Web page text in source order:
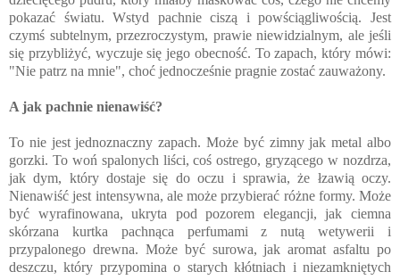
pokazać światu. Wstyd pachnie ciszą i powściągliwością. Jest
czymś subtelnym, przezroczystym, prawie niewidzialnym, ale jeśli
się przybliżyć, wyczuje się jego obecność. To zapach, który mówi:
"Nie patrz na mnie", choć jednocześnie pragnie zostać zauważony.
A jak pachnie nienawiść?
To nie jest jednoznaczny zapach. Może być zimny jak metal albo
gorzki. To woń spalonych liści, coś ostrego, gryzącego w nozdrza,
jak dym, który dostaje się do oczu i sprawia, że łzawią oczy.
Nienawiść jest intensywna, ale może przybierać różne formy. Może
być wyrafinowana, ukryta pod pozorem elegancji, jak ciemna
skórzana kurtka pachnąca perfumami z nutą wetywerii i
przypalonego drewna. Może być surowa, jak aromat asfaltu po
deszczu, który przypomina o starych kłótniach i niezamkniętych